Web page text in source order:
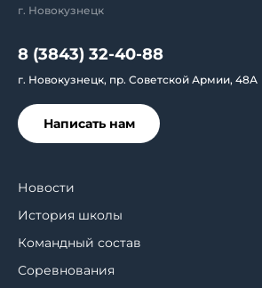
г. Новокузнецк
8 (3843) 32-40-88
г. Новокузнецк, пр. Советской Армии, 48А
Написать нам
Новости
История школы
Командный состав
Соревнования